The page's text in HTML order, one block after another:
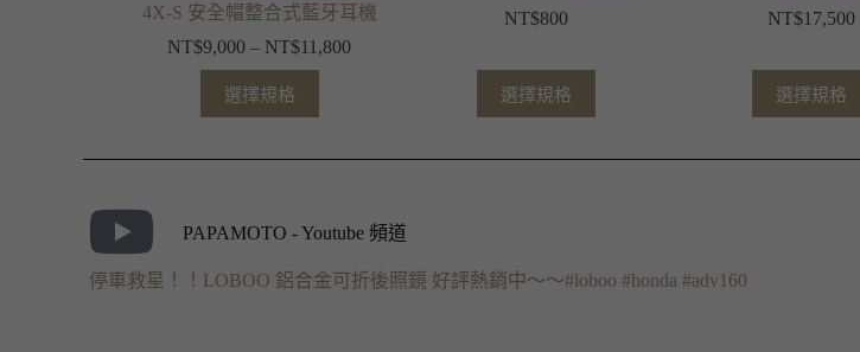
4X-S 安全帽整合式藍牙耳機
NT$9,000 – NT$11,800
選擇規格
NT$800
選擇規格
NT$17,500
選擇規格
PAPAMOTO - Youtube 頻道
停車救星！！LOBOO 鋁合金可折後照鏡 好評熱銷中～～#loboo #honda #adv160